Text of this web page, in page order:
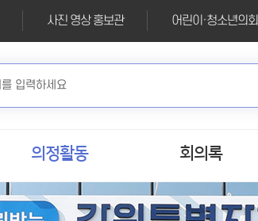
사진 영상 홍보관 어린이·청소년의회
의정활동 회의록